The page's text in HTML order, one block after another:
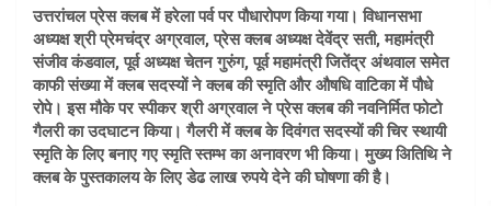
उत्तरांचल प्रेस क्लब में हरेला पर्व पर पौधारोपण किया गया। विधानसभा
अध्‍यक्ष श्री प्रेमचंद्र अग्रवाल, प्रेस क्‍लब अध्‍यक्ष देवेंद्र सती, महामंत्री
संजीव कंडवाल, पूर्व अध्‍यक्ष चेतन गुरुंग, पूर्व महामंत्री जितेंद्र अंथवाल समेत
काफी संख्‍या में क्‍लब सदस्‍यों ने क्‍लब की स्‍मृति और औषधि वाटिका में पौधे
रोपे। इस मौके पर स्‍पीकर श्री अग्रवाल ने प्रेस क्‍लब की न‍वनिर्मित फोटो
गैलरी का उदघाटन किया। गैलरी में क्‍लब के दिवंगत सदस्‍यों की चिर स्‍थायी
स्‍मृति के लिए बनाए गए स्‍मृति स्‍तम्‍भ का अनावरण भी किया। मुख्‍य अ‍‍िति‍थि ने
क्‍लब के पुस्‍तकालय के लिए डेढ लाख रुपये देने की घोषणा की है।